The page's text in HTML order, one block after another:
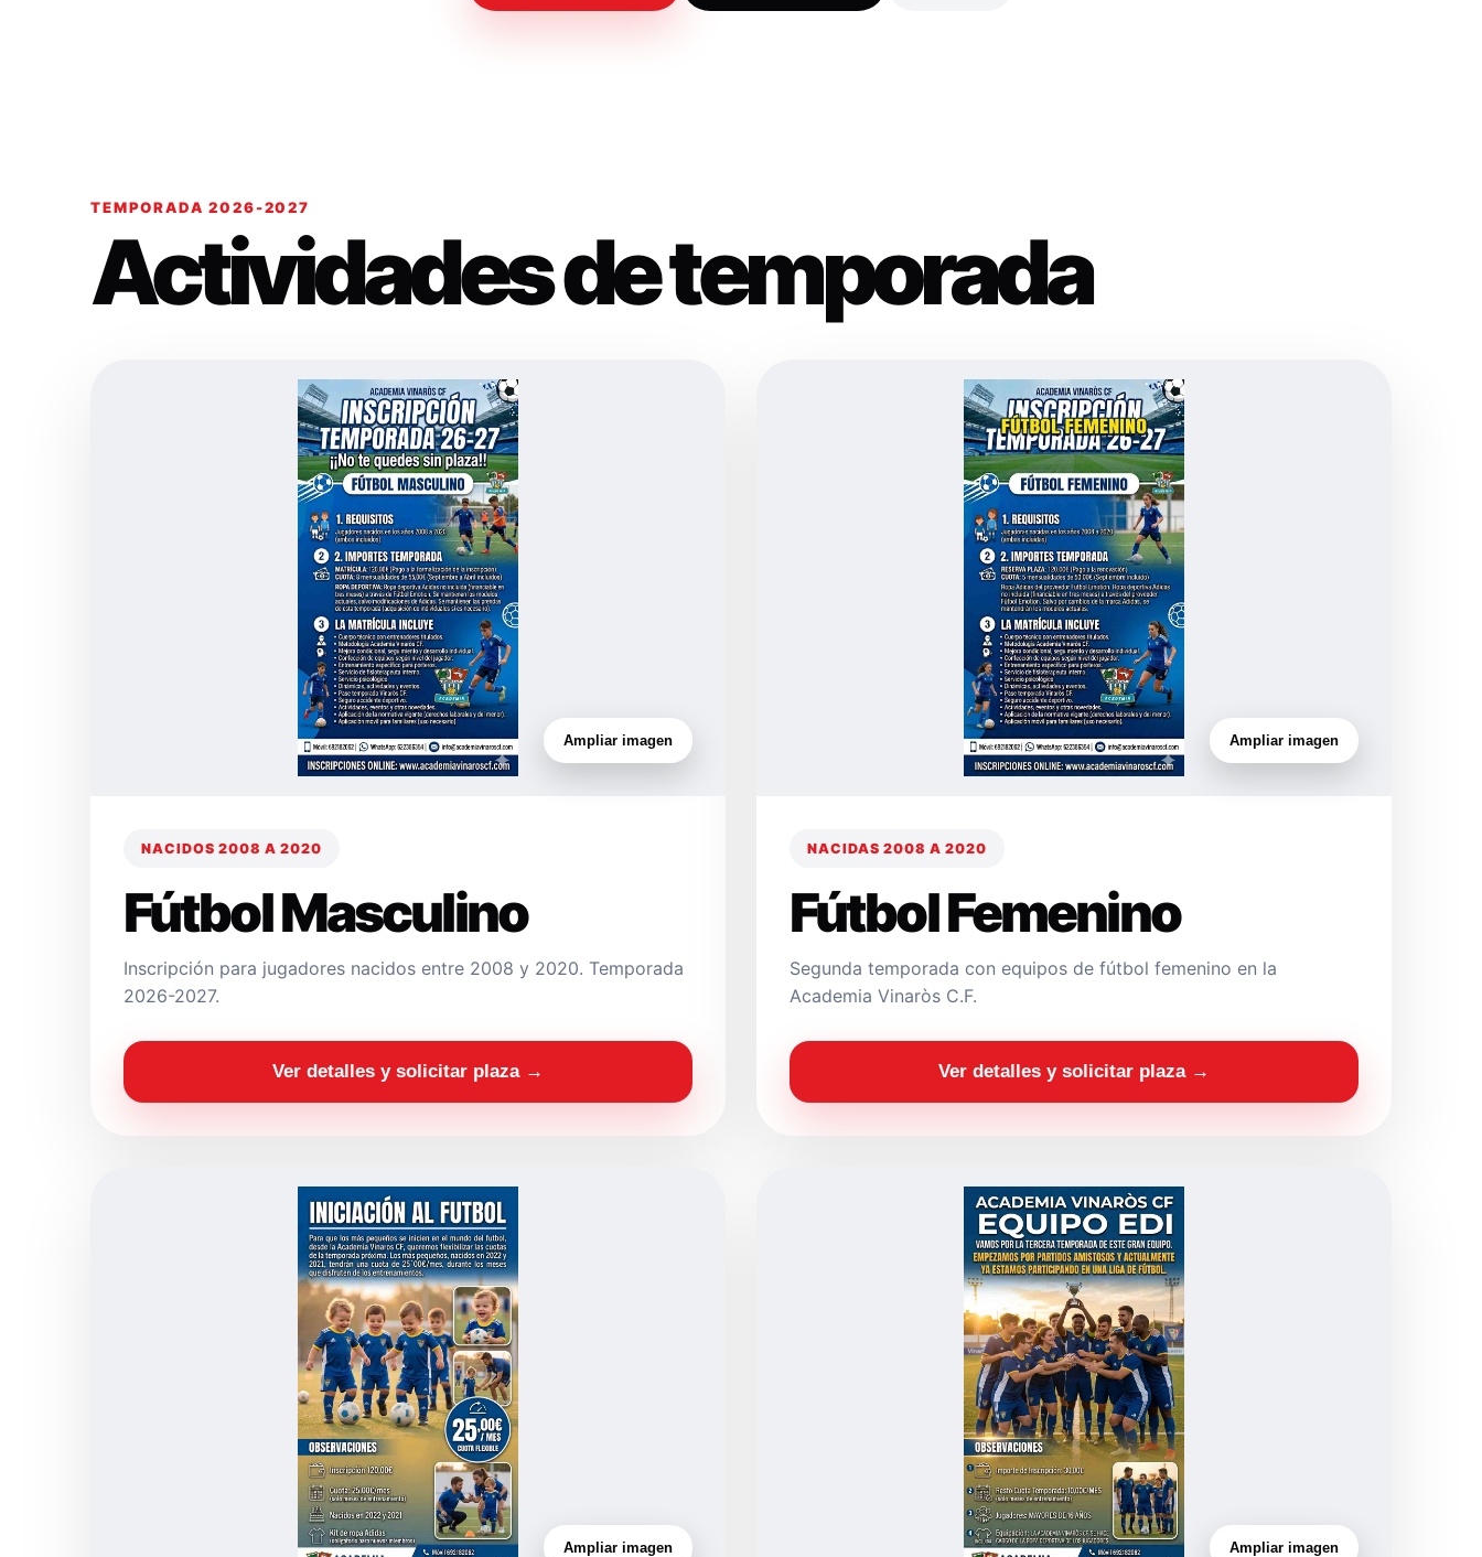
TEMPORADA 2026-2027
Actividades de temporada
Ampliar imagen
NACIDOS 2008 A 2020
Fútbol Masculino
Inscripción para jugadores nacidos entre 2008 y 2020. Temporada
2026-2027.
Ver detalles y solicitar plaza →
Ampliar imagen
NACIDAS 2008 A 2020
Fútbol Femenino
Segunda temporada con equipos de fútbol femenino en la
Academia Vinaròs C.F.
Ver detalles y solicitar plaza →
Ampliar imagen Ampliar imagen